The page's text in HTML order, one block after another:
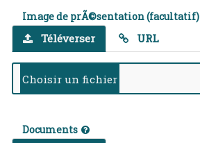
Image de prÃ©sentation (facultatif)
Téléverser URL
Documents